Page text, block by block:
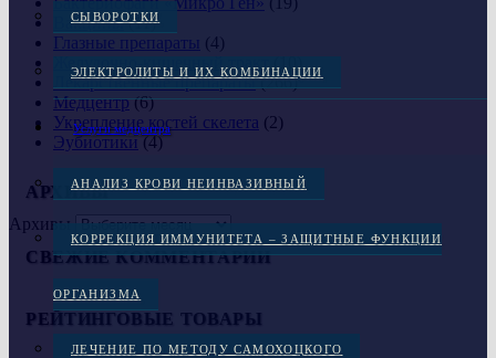
СЫВОРОТКИ
ЭЛЕКТРОЛИТЫ И ИХ КОМБИНАЦИИ
Услуги медцентра
АНАЛИЗ КРОВИ НЕИНВАЗИВНЫЙ
КОРРЕКЦИЯ ИММУНИТЕТА – ЗАЩИТНЫЕ ФУНКЦИИ
ОРГАНИЗМА
ЛЕЧЕНИЕ ПО МЕТОДУ САМОХОЦКОГО
Вакцины(11)
Глазные препараты (4)
Желудочно-кишечный тракт (10)
Лекарственные препараты(266)
Медцентр(6)
Укрепление костей скелета (2)
Эубиотики(4)
АРХИВЫ
Архивы
СВЕЖИЕ КОММЕНТАРИИ
РЕЙТИНГОВЫЕ ТОВАРЫ